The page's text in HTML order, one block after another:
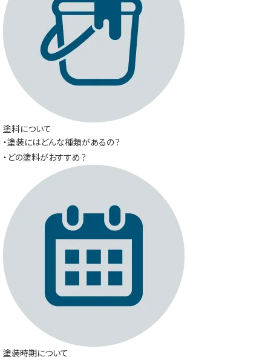
塗料について
・塗装にはどんな種類があるの？
・どの塗料がおすすめ？
塗装時期について